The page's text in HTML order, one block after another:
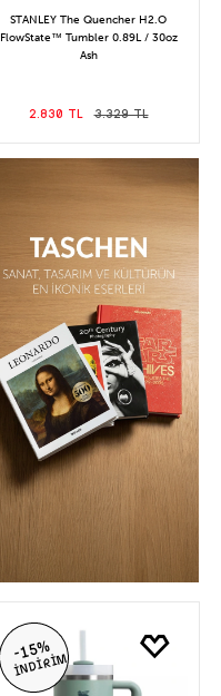
STANLEY The Quencher H2.O
FlowState™ Tumbler 0.89L / 30oz
Ash
2.830 TL 3.329 TL
-15%
İNDİRİM